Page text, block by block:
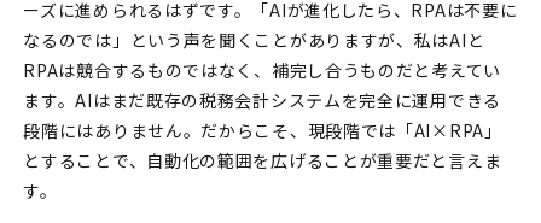
ーズに進められるはずです。「AIが進化したら、RPAは不要に
なるのでは」という声を聞くことがありますが、私はAIと
RPAは競合するものではなく、補完し合うものだと考えてい
ます。AIはまだ既存の税務会計システムを完全に運用できる
段階にはありません。だからこそ、現段階では「AI×RPA」
とすることで、自動化の範囲を広げることが重要だと言えま
す。